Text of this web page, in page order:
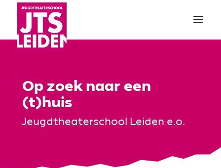
Op zoek naar een
(t)huis
Jeugdtheaterschool Leiden e.o.